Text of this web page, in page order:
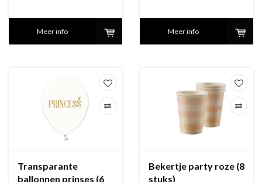
Meer info Meer info
Transparante
ballonnen prinses (6
Bekertje party roze (8
stuks)